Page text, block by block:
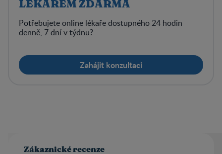
LÉKAŘEM ZDARMA
Potřebujete online lékaře dostupného 24 hodin
denně, 7 dní v týdnu?
Zahájit konzultaci
Zákaznické recenze